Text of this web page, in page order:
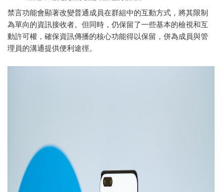
禁言功能會顯著改變普通成員在群組中的互動方式，將其限制
為單向的資訊接收者。但同時，仍保留了一些基本的檢視和互
動許可權，確保資訊傳播的核心功能得以保留，併為成員與管
理員的溝通提供便利途徑。